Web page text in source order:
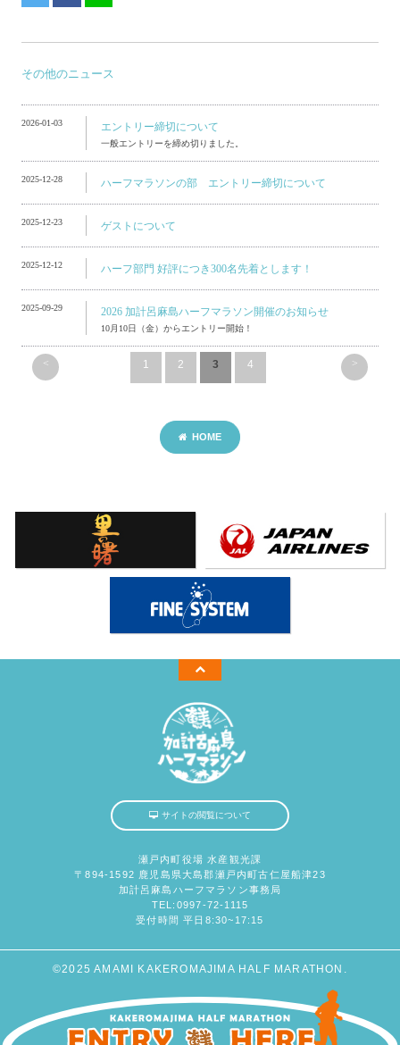
その他のニュース
2026-01-03 エントリー締切について
一般エントリーを締め切りました。
2025-12-28 ハーフマラソンの部 エントリー締切について
2025-12-23 ゲストについて
2025-12-12 ハーフ部門 好評につき300名先着とします！
2025-09-29 2026 加計呂麻島ハーフマラソン開催のお知らせ
10月10日（金）からエントリー開始！
< 1 2 3 4 >
HOME
サイトの閲覧について
瀬戸内町役場 水産観光課
〒894-1592 鹿児島県大島郡瀬戸内町古仁屋船津23
加計呂麻島ハーフマラソン事務局
TEL: 0997-72-1115
受付時間 平日8:30~17:15
©2025 AMAMI KAKEROMAJIMA HALF MARATHON.